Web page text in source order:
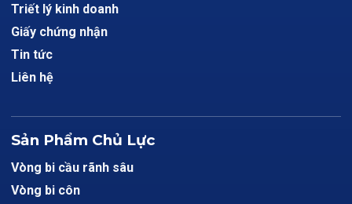
Triết lý kinh doanh
Giấy chứng nhận
Tin tức
Liên hệ
Sản Phẩm Chủ Lực
Vòng bi cầu rãnh sâu
Vòng bi côn